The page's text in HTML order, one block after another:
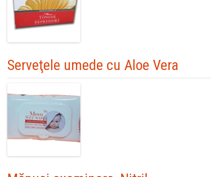
Serveţele umede cu Aloe Vera